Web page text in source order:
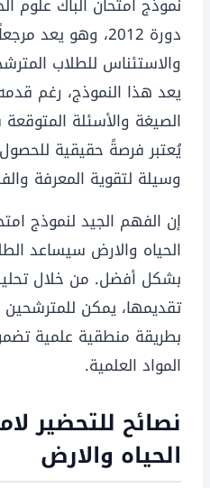
دورة 2012، وهو يعد
والاستئناس للطلاب
يعد هذا النموذج، رغم
الصيغة والأسئلة
يُعتبر فرصةً حقيقية
وسيلة لتقوية المعرفة
إن الفهم الجيد لنموذج
الحياه والارض سيساعد
بشكل أفضل. من خلال
تقديمها، يمكن للمترشحين
بطريقة منطقية علمية
المواد العلمية.
نصائح للتحضير
الحياه والارض